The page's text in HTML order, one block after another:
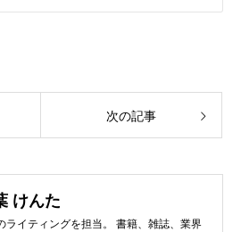
次の記事
けんた
ライティングを担当。 書籍、雑誌、業界